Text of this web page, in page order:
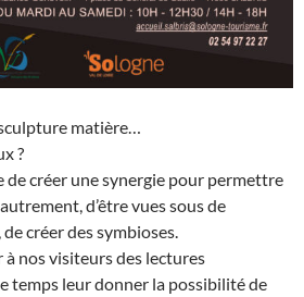
matière…
?
de créer une synergie pour permettre
d’être vues sous de
créer des symbioses.
nos visiteurs des lectures
temps leur donner la possibilité de